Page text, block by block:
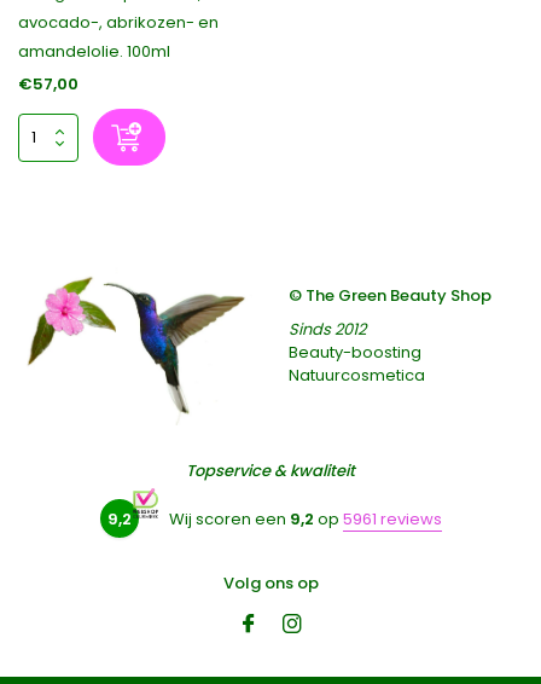
avocado-, abrikozen- en
amandelolie. 100ml
€57,00
© The Green Beauty Shop
Sinds 2012
Beauty-boosting
Natuurcosmetica
Topservice & kwaliteit
9,2 Wij scoren een 9,2 op 5961 reviews
Volg ons op